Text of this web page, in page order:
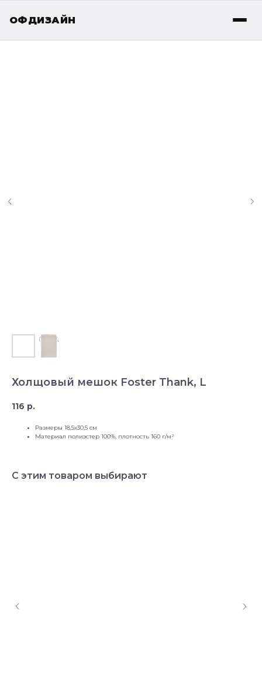
ОФДИЗАЙН
Холщовый мешок Foster Thank, L
116 р.
Размеры 18,5х30,5 см
Материал полиэстер 100%, плотность 160 г/м²
С этим товаром выбирают